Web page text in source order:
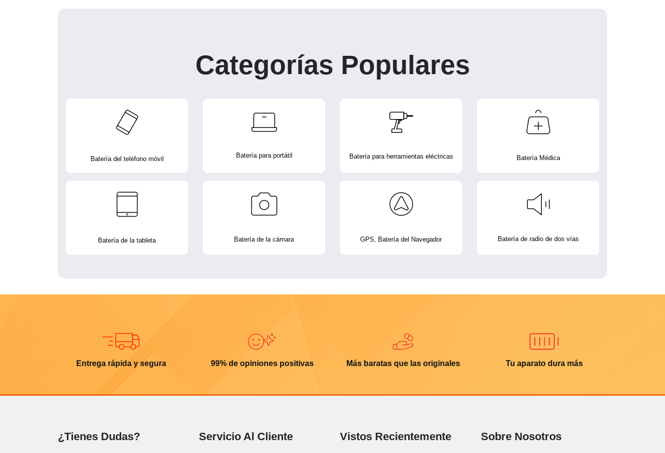
Categorías Populares
Batería del teléfono móvil Batería para portátil Batería para herramientas eléctricas Batería Médica
Batería de la tableta Batería de la cámara GPS, Batería del Navegador Batería de radio de dos vías
Entrega rápida y segura 99% de opiniones positivas Más baratas que las originales Tu aparato dura más
¿Tienes Dudas? Servicio Al Cliente Vistos Recientemente Sobre Nosotros